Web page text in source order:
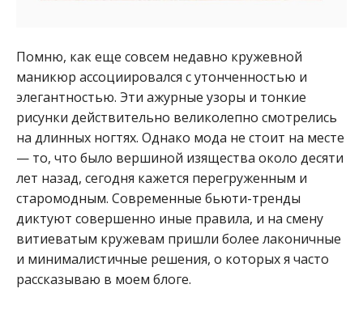
Помню, как еще совсем недавно кружевной
маникюр ассоциировался с утонченностью и
элегантностью. Эти ажурные узоры и тонкие
рисунки действительно великолепно смотрелись
на длинных ногтях. Однако мода не стоит на месте
— то, что было вершиной изящества около десяти
лет назад, сегодня кажется перегруженным и
старомодным. Современные бьюти-тренды
диктуют совершенно иные правила, и на смену
витиеватым кружевам пришли более лаконичные
и минималистичные решения, о которых я часто
рассказываю в моем блоге.